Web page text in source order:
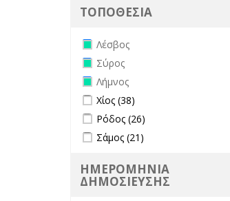
ΤΟΠΟΘΕΣΙΑ
Remove Λέσβος filter
Λέσβος
Remove Σύρος filter
Σύρος
Remove Λήμνος filter
Λήμνος
Apply Χίος filter
Χίος (38)
Apply Ρόδος filter
Ρόδος (26)
Apply Σάμος filter
Σάμος (21)
ΗΜΕΡΟΜΗΝΙΑ
ΔΗΜΟΣΙΕΥΣΗΣ